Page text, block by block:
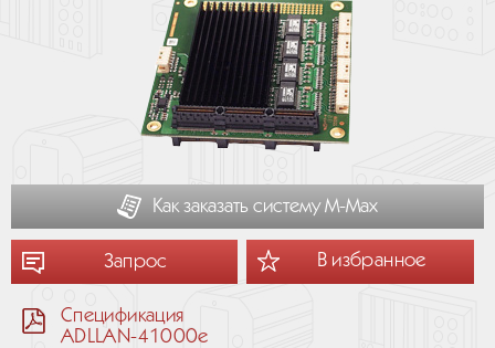
Как заказать систему М-Мах
Запрос В избранное
Спецификация
ADLLAN-41000e